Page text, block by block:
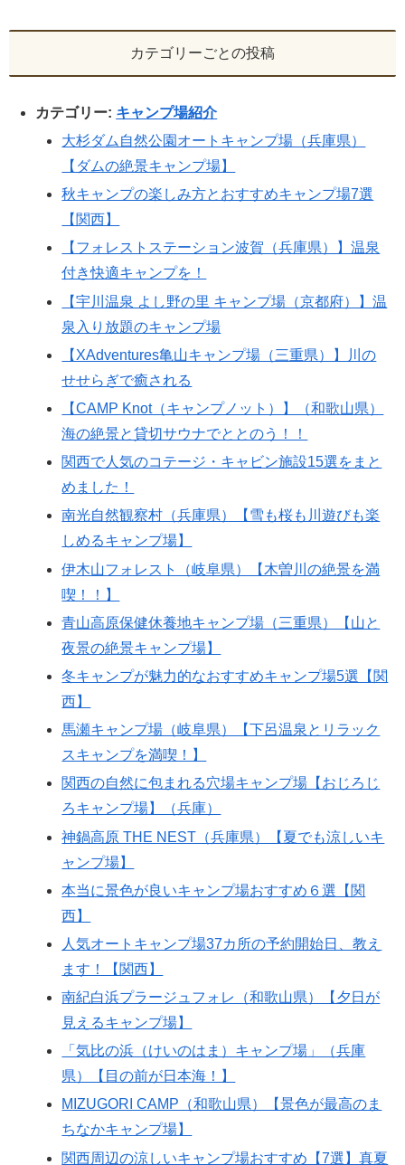
カテゴリーごとの投稿
カテゴリー: キャンプ場紹介
大杉ダム自然公園オートキャンプ場（兵庫県）
【ダムの絶景キャンプ場】
秋キャンプの楽しみ方とおすすめキャンプ場7選
【関西】
【フォレストステーション波賀（兵庫県）】温泉
付き快適キャンプを！
【宇川温泉 よし野の里 キャンプ場（京都府）】温
泉入り放題のキャンプ場
【XAdventures亀山キャンプ場（三重県）】川の
せせらぎで癒される
【CAMP Knot（キャンプノット）】（和歌山県）
海の絶景と貸切サウナでととのう！！
関西で人気のコテージ・キャビン施設15選をまと
めました！
南光自然観察村（兵庫県）【雪も桜も川遊びも楽
しめるキャンプ場】
伊木山フォレスト（岐阜県）【木曽川の絶景を満
喫！！】
青山高原保健休養地キャンプ場（三重県）【山と
夜景の絶景キャンプ場】
冬キャンプが魅力的なおすすめキャンプ場5選【関
西】
馬瀬キャンプ場（岐阜県）【下呂温泉とリラック
スキャンプを満喫！】
関西の自然に包まれる穴場キャンプ場【おじろじ
ろキャンプ場】（兵庫）
神鍋高原 THE NEST（兵庫県）【夏でも涼しいキ
ャンプ場】
本当に景色が良いキャンプ場おすすめ６選【関
西】
人気オートキャンプ場37カ所の予約開始日、教え
ます！【関西】
南紀白浜プラージュフォレ（和歌山県）【夕日が
見えるキャンプ場】
「気比の浜（けいのはま）キャンプ場」（兵庫
県）【目の前が日本海！】
MIZUGORI CAMP（和歌山県）【景色が最高のま
ちなかキャンプ場】
関西周辺の涼しいキャンプ場おすすめ【7選】真夏